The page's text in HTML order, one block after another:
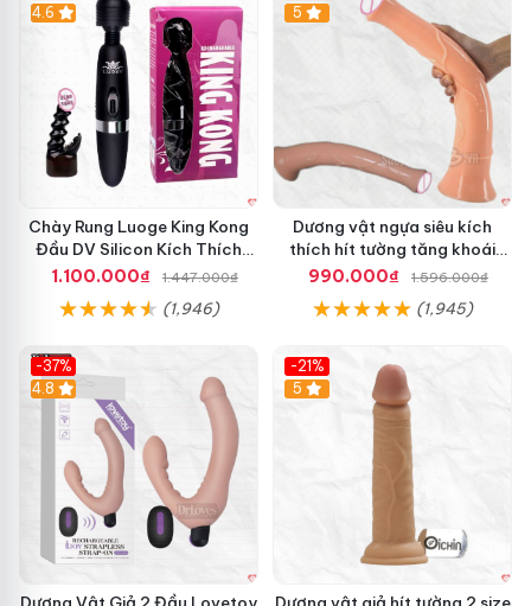
4.6
Chày Rung Luoge King Kong
Đầu DV Silicon Kích Thích
Mạnh
1.100.000₫ 1.447.000₫
(1,946)
Hot
5
Dương vật ngựa siêu kích
thích hít tường tăng khoái
cảm
990.000₫ 1.596.000₫
(1,945)
-37%
Hot
4.8
-21%
Hot
5